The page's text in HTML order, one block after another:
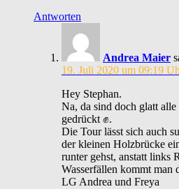
Antworten
Andrea Maier
19. Juli 2020 um 09:19
Hey Stephan.
Na, da sind doch glatt
gedrückt ✊.
Die Tour lässt sich auch
der kleinen Holzbrücke
runter gehst, anstatt links
Wasserfällen kommt man
LG Andrea und Freya